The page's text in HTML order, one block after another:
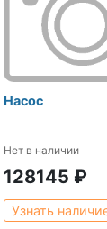
Насос
Нет в наличии
128145 ₽
Узнать